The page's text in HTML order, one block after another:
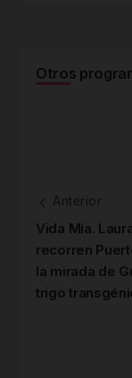
Otros
Anterior
Vida Mía.
recorren
la mirada de
trigo